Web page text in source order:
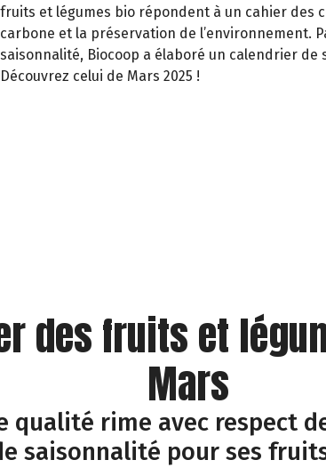
fruits et légumes bio répondent à un cahier des
carbone et la préservation de l’environnement.
saisonnalité, Biocoop a élaboré un calendrier
Découvrez celui de Mars 2025 !
des fruits et
Mars
qualité rime avec respect
saisonnalité pour ses